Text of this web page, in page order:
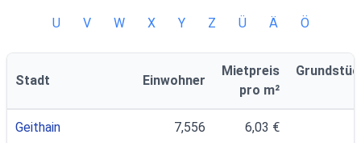
U V W X Y Z Ü Ä Ö
Stadt Einwohner
Mietpreis
pro m²
Geithain 7,556 6,03 €